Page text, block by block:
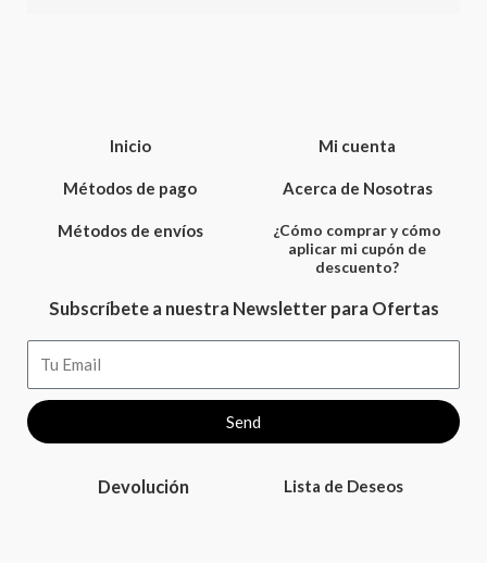
Inicio
Métodos de pago
Métodos de envíos
Mi cuenta
Acerca de Nosotras
¿Cómo comprar y cómo
aplicar mi cupón de
descuento?
Subscríbete a nuestra Newsletter para Ofertas
Send
Devolución Lista de Deseos